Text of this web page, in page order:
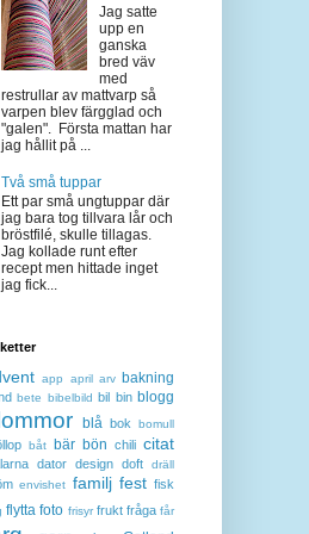
Jag satte
upp en
ganska
bred väv
med
restrullar av mattvarp så
varpen blev färgglad och
"galen". Första mattan har
jag hållit på ...
Två små tuppar
Ett par små ungtuppar där
jag bara tog tillvara lår och
bröstfilé, skulle tillagas.
Jag kollade runt efter
recept men hittade inget
jag fick...
app april arv bakning
bete bibelbild bil bin blogg
blå bok bomull
båt bär bön chili citat
dator design doft dräll
envishet familj fest fisk
flytta foto frisyr frukt fråga får